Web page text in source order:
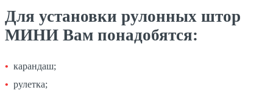
Для установки рулонных штор
МИНИ Вам понадобятся:
карандаш;
рулетка;